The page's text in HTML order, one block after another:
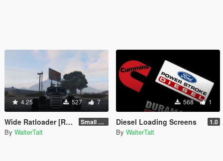
4.25 527 7
Wide Ratloader [Replace] Small Tires
By WalterTalt
568 1
Diesel Loading Screens 1.0
By WalterTalt